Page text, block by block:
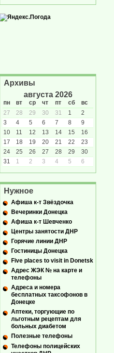
Архивы
августа 2026
пн вт ср чт пт сб
вс
27
28 29 30 31 1
2
3
4 5 6 7 8
9
10
11 12 13 14 15
16
17
18 19 20 21 22
23
24
25 26 27 28 29
30
31
1 2 3 4 5 6
Нужное
Афиша к-т Звёздочка
Вечеринки Донецка
Афиша к-т Шевченко
Центры занятости ДНР
Горячие линии ДНР
Гостиницы Донецка
Five places to visit in Donetsk
Адрес ЖЭК № на карте и
телефоны
Адреса и номера
бесплатных таксофонов в
Донецке
Аптеки, торгующие по
льготным рецептам для
больных диабетом
Полезные телефоны
Телефоны полицейских